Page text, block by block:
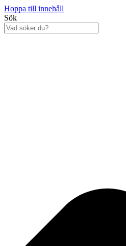
Hoppa till innehåll
Sök